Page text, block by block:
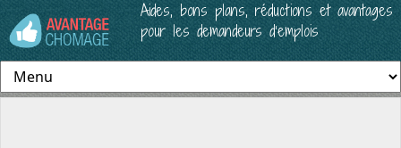
Aides, bons plans, réductions et avantages
pour les demandeurs d’emplois